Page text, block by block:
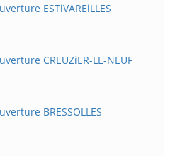
ESTiVAREiLLES
CREUZiER-LE-NEUF
BRESSOLLES